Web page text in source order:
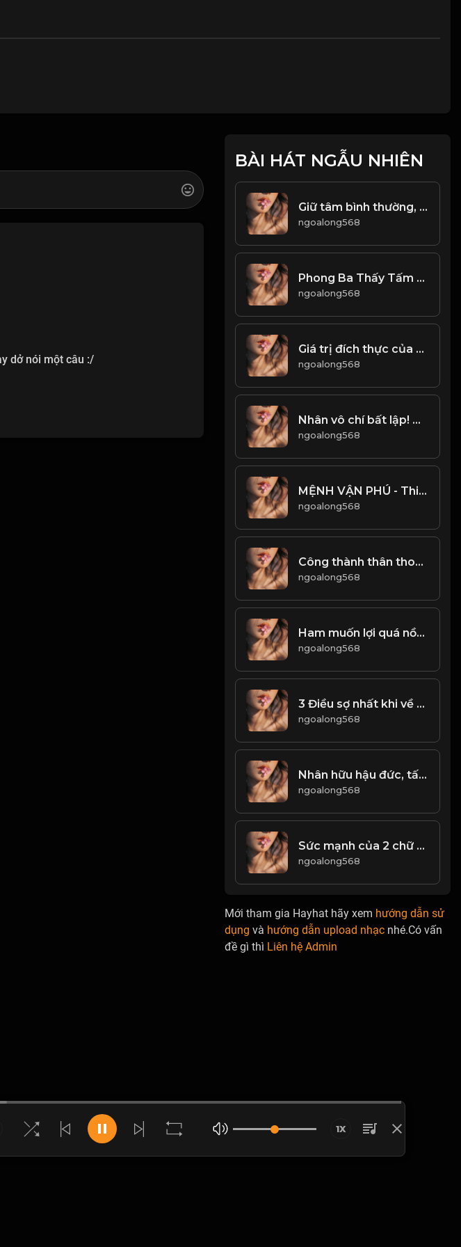
dở nói một câu :/
BÀI HÁT NGẪU NHIÊN
Giữ tâm bình thường, sống đời an nhiên! Đạo
ngoalong568
Phong Ba Thấy Tấm Chân Tình! Đạo
ngoalong568
Giá trị đích thực của cuộc sống, không nằm ở bề ngoài! Đạo
ngoalong568
Nhân vô chí bất lập! & Đạo
ngoalong568
MỆNH VẬN PHÚ - Thiên Cổ Kỳ Văn! & Đạo
ngoalong568
Công thành thân thoái, thiên chi đạo! Đạo
ngoalong568
Ham muốn lợi quá nồng nhiệt, sẽ rơi vào chỗ chết! Đạo
ngoalong568
3 Điều sợ nhất khi về già! & Đạo
ngoalong568
Nhân hữu hậu đức, tất hảo duyên dáng! Đạo
ngoalong568
Sức mạnh của 2 chữ chờ đợi! & Đạo
ngoalong568
Mới tham gia Hayhat hãy xem hướng dẫn sử
dụng và hướng dẫn upload nhạc nhé.Có vấn
đề gì thì Liên hệ Admin